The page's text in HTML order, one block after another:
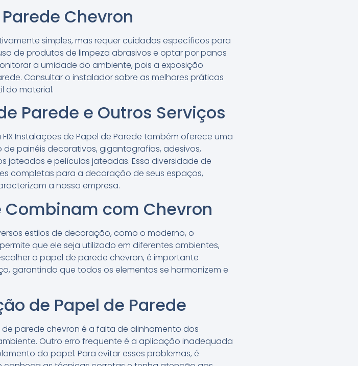
Chevron
simples, mas requer cuidados específicos para
de produtos de limpeza abrasivos e optar por panos
a umidade do ambiente, pois a exposição
Consultar o instalador sobre as melhores práticas
do material.
Parede e Outros Serviços
Instalações de Papel de Parede também oferece uma
painéis decorativos, gigantografias, adesivos,
jateados e películas jateadas. Essa diversidade de
completas para a decoração de seus espaços,
a nossa empresa.
Combinam com Chevron
estilos de decoração, como o moderno, o
que ele seja utilizado em diferentes ambientes,
o papel de parede chevron, é importante
garantindo que todos os elementos se harmonizem e
de Papel de Parede
parede chevron é a falta de alinhamento dos
Outro erro frequente é a aplicação inadequada
do papel. Para evitar esses problemas, é